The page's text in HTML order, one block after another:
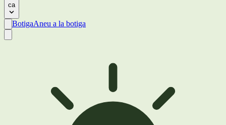
ca
BotigaAneu a la botiga